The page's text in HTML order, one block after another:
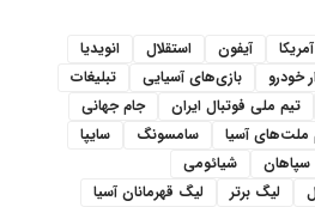
آمریکا آیفون استقلال
انویدیا
خودرو بازی‌های آسیایی
تبلیغات
تیم ملی فوتبال ایران
جام جهانی
ملت‌های آسیا سامسونگ
سایپا
سپاهان
شیائومی
لیگ برتر
لیگ قهرمانان آسیا